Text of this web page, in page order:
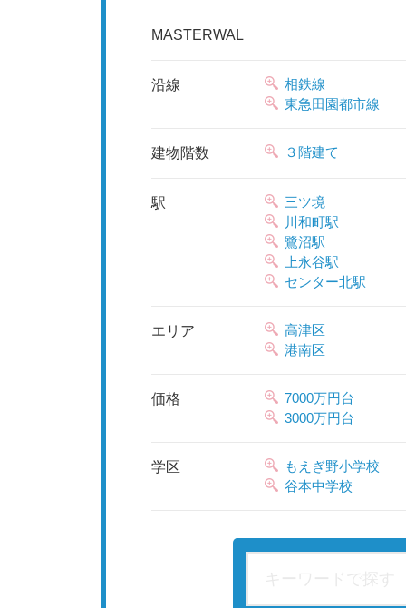
MASTERWAL
沿線
相鉄線
東急田園都市線
建物階数 ３階建て
駅
三ツ境
川和町駅
鷺沼駅
上永谷駅
センター北駅
エリア
高津区
港南区
価格
7000万円台
3000万円台
学区
もえぎ野小学校
谷本中学校